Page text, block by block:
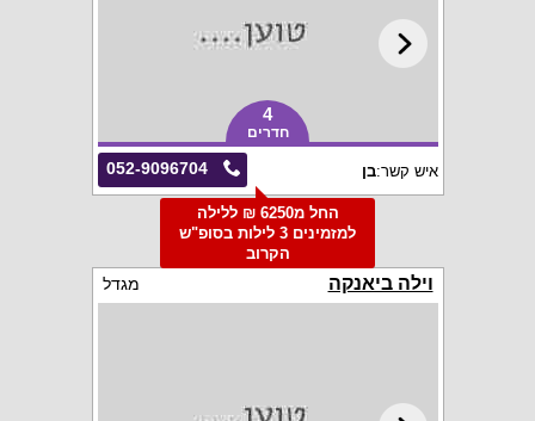
4
חדרים
052-9096704 איש קשר:בן
החל מ6250 ₪ ללילה
למזמינים 3 לילות בסופ"ש
הקרוב
וילה ביאנקה מגדל